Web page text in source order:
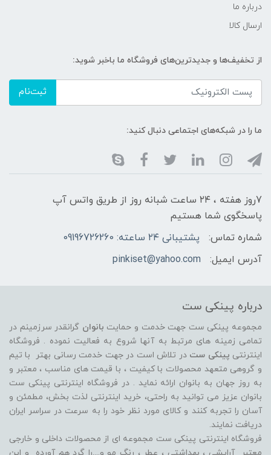
درباره ما
ارسال کالا
از تخفیف‌ها و جدیدترین‌های فروشگاه ما باخبر شوید:
ثبت‌نام
ما را در شبکه‌های اجتماعی دنبال کنید:
7روز هفته ، ۲۴ ساعت شبانه‌ روز از طریق واتس آپ
پاسخگوی شما هستیم
شماره تماس:
پشتیبانی ۲۴ ساعته: 09196726260
آدرس ایمیل:
pinkiset@yahoo.com
درباره پینکی ست
مجموعه پینکی ست جهت خدمت و حمایت بانوان گرانقدر سرزمینم در
تمامی زمینه های مرتبط به آنها شروع به فعالیت نموده . فروشگاه
اینترنتی پینکی ست در تلاش است در جهت خدمت رسانی بهتر با تیم
و گروهی متعهد محصولات با کیفیت ، با قیمت های مناسب ، معتبر و
به روز جهان به بانوان ارائه نماید . در فروشگاه اینترنتی پینکی ست
بانوان عزیز می توانيد به راحتی، خرید اینترنتی لذت بخش، مطمئن و
آسان را تجربه کنند و کالای مورد نظر خود را به سرعت در سراسر ایران
دریافت نمایند.
فروشگاه اینترنتی پینکی ست مجموعه ای از محصولات داخلی و خارجی
معتبر آرایشی ، بهداشتی ، عطر ، رنگ مو و....را گرد هم آورده و اين